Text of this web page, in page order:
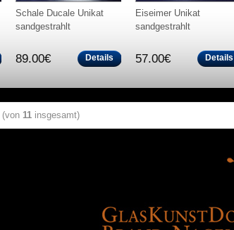
Schale Ducale Unikat
sandgestrahlt
89.00€ Details
Eiseimer Unikat
sandgestrahlt
57.00€ Details
(von 11 insgesamt)